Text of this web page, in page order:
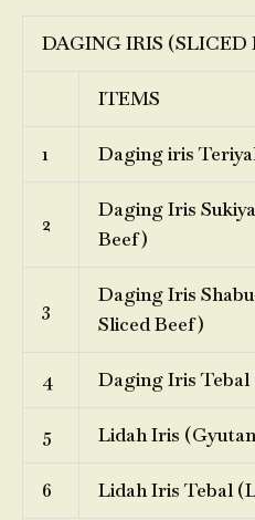
DAGING IRIS (SLICED
ITEMS
1 Daging iris
2
Daging Iris
Beef)
3
Daging Iris
Sliced Beef)
4 Daging Iris
5 Lidah Iris
6 Lidah Iris Tebal